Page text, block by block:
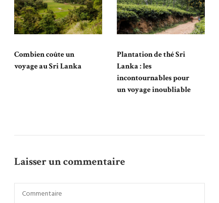
Combien coûte un
voyage au Sri Lanka
Plantation de thé Sri
Lanka : les
incontournables pour
un voyage inoubliable
Laisser un commentaire